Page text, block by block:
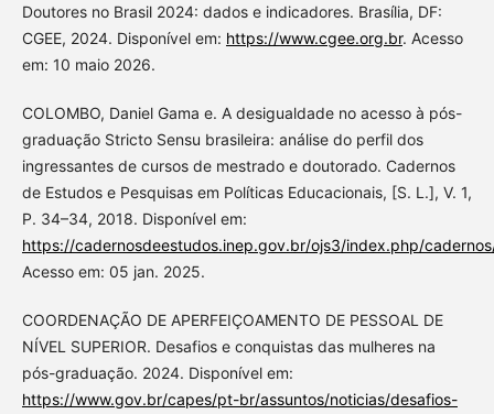
Doutores no Brasil 2024: dados e indicadores. Brasília, DF:
CGEE, 2024. Disponível em: https://www.cgee.org.br. Acesso
em: 10 maio 2026.
COLOMBO, Daniel Gama e. A desigualdade no acesso à pós-
graduação Stricto Sensu brasileira: análise do perfil dos
ingressantes de cursos de mestrado e doutorado. Cadernos
de Estudos e Pesquisas em Políticas Educacionais, [S. L.], V. 1,
P. 34–34, 2018. Disponível em:
https://cadernosdeestudos.inep.gov.br/ojs3/index.php/
Acesso em: 05 jan. 2025.
COORDENAÇÃO DE APERFEIÇOAMENTO DE PESSOAL DE
NÍVEL SUPERIOR. Desafios e conquistas das mulheres na
pós-graduação. 2024. Disponível em:
https://www.gov.br/capes/pt-br/assuntos/noticias/desafios-